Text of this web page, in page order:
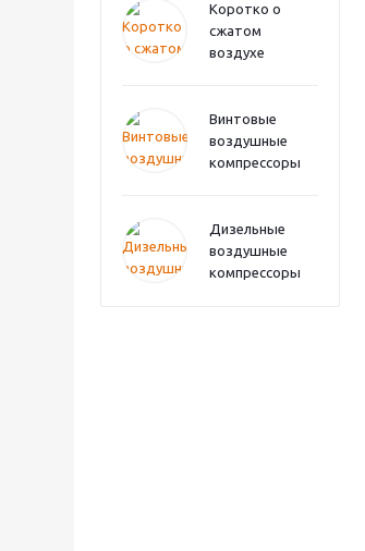
Коротко о
сжатом
воздухе
Винтовые
воздушные
компрессоры
Дизельные
воздушные
компрессоры